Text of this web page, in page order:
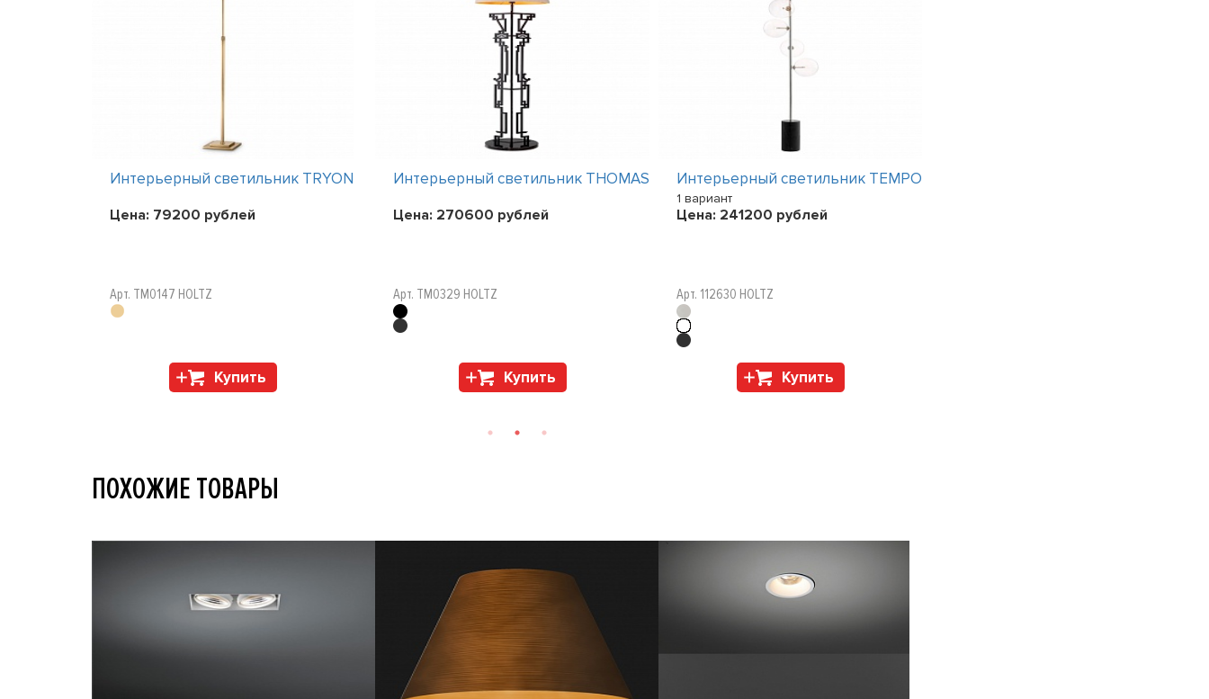
Интерьерный светильник TRYON
Цена: 79200 рублей
Арт. TM0147 HOLTZ
Купить
Интерьерный светильник THOMAS
Цена: 270600 рублей
Арт. TM0329 HOLTZ
Купить
Интерьерный светильник TEMPO
1 вариант
Цена: 241200 рублей
Арт. 112630 HOLTZ
Купить
ПОХОЖИЕ ТОВАРЫ